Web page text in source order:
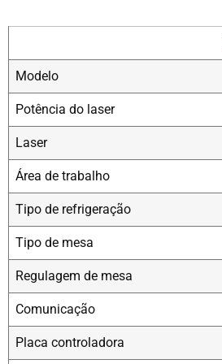
Modelo
Potência do laser
Laser
Área de trabalho
Tipo de refrigeração
Tipo de mesa
Regulagem de mesa
Comunicação
Placa controladora